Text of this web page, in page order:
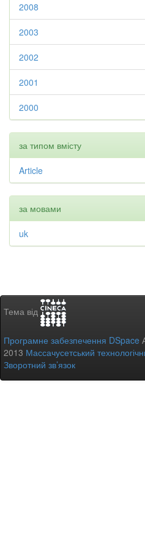
2008
2003
2002
2001
2000
за типом вмісту
Article
за мовами
uk
Тема від
Програмне забезпечення DSpace
2013 Массачусетський
Зворотний зв’язок